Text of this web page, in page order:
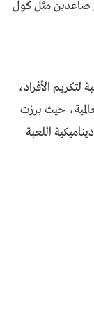
إلى جانب نجوم صاعدين مثل كول
الأفراد،
حيث برزت
اللعبة